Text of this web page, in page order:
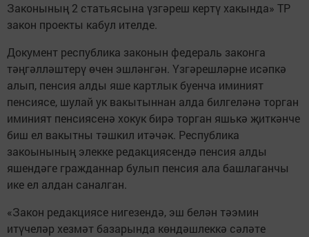
Законының 2 статьясына үзгәреш кертү хакында» ТР
закон проекты кабул ителде.
Документ республика законын федераль законга
тәңгәлләштерү өчен эшләнгән. Үзгәрешләрне исәпкә
алып, пенсия алды яше картлык буенча иминият
пенсиясе, шулай ук вакытыннан алда билгеләнә торган
иминият пенсиясенә хокук бирә торган яшькә җиткәнче
биш ел вакытны тәшкил итәчәк. Республика
закоынының элекке редакциясендә пенсия алды
яшендәге гражданнар булып пенсия ала башлаганчы
ике ел алдан саналган.
«Закон редакциясе нигезендә, эш белән тәэмин
итүчеләр хезмәт базарында көндәшлеккә сәләте